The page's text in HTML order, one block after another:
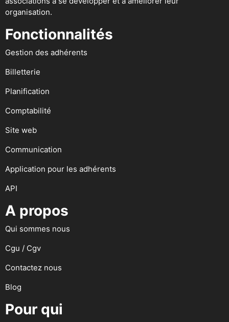
organisation.
Fonctionnalités
Gestion des adhérents
Billetterie
Planification
Comptabilité
Site web
Communication
Application pour les adhérents
API
A propos
Qui sommes nous
Cgu / Cgv
Contactez nous
Blog
Pour qui